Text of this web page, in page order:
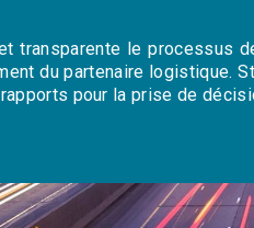
transparente le processus
du partenaire logistique.
pour la prise de